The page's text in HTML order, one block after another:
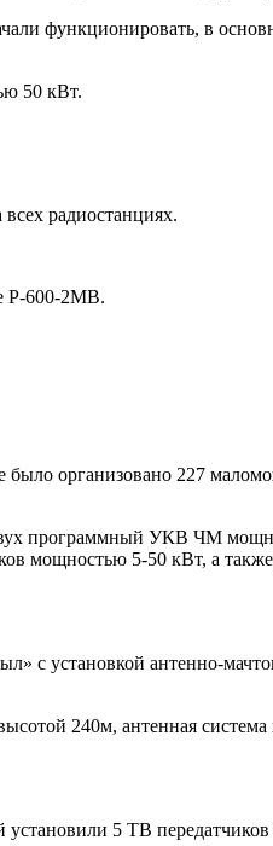
функционировать, в
50 кВт.
радиостанциях.
Р-600-2МВ.
было организовано 227
программный УКВ ЧМ
мощностью 5-50 кВт, а
с установкой антенно-
240м, антенная система
установили 5 ТВ